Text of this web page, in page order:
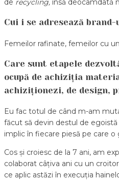
de recycling, însă deocamdată
Cui i se adresează
Femeilor rafinate, femeilor cu
Care sunt etapele
ocupă de achiziția
achiziționezi, de design,
Eu fac totul de când m-am
făcut să devin destul de
implic în fiecare piesă pe care o
Cos și croiesc de la 7 ani, am
colaborat câțiva ani cu un
ce aplic astăzi în execuția